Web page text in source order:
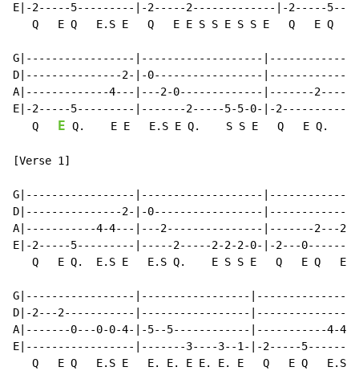
E|-2-----5---------|-2-----2-------------|-2-----
Q   E Q   E.S E   Q   E E S S E S S E   Q   E Q
G|-----------------|-------------------
D|---------------2-|-0-----------------
A|-------------4---|---2-0-------------|-------2-----
E|-2-----5---------|-------2-----5-5-0-|-
   Q
E Q.    E E   E.S E Q.    S S E   Q   E Q.
[Verse 1]
G|-----------------|-------------------
D|---------------2-|-0-----------------
A|-----------4-4---|---2---------------|-------2---
E|-2-----5---------|-----2-----2-2-2-0-|-2---
Q   E Q.  E.S E   E.S Q.    E S S E   Q   E Q   E
G|-----------------|-----------------
D|-2---2-----------|-----------------|---------------
A|-------0---0-0-4-|-5--5------------|-----------4-
E|-----------------|-------3----3--1-|-2-----
Q   E Q   E.S E   E. E. E E. E. E   Q   E Q   E.S